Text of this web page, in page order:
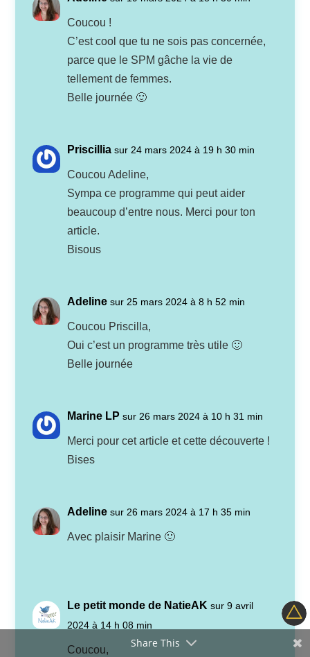
Coucou !
C’est cool que tu ne sois pas concernée,
parce que le SPM gâche la vie de
tellement de femmes.
Belle journée 🙂
Priscillia sur 24 mars 2024 à 19 h 30 min
Coucou Adeline,
Sympa ce programme qui peut aider
beaucoup d’entre nous. Merci pour ton
article.
Bisous
Adeline sur 25 mars 2024 à 8 h 52 min
Coucou Priscilla,
Oui c’est un programme très utile 🙂
Belle journée
Marine LP sur 26 mars 2024 à 10 h 31 min
Merci pour cet article et cette découverte !
Bises
Adeline sur 26 mars 2024 à 17 h 35 min
Avec plaisir Marine 🙂
Le petit monde de NatieAK sur 9 avril
2024 à 14 h 08 min
Coucou,
Share This